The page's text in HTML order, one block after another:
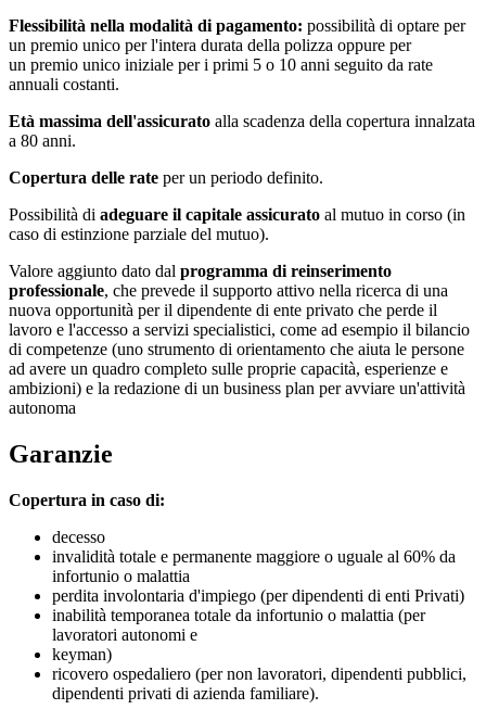
Flessibilità nella modalità di pagamento: possibilità di optare per
un premio unico per l'intera durata della polizza oppure per
un premio unico iniziale per i primi 5 o 10 anni seguito da rate
annuali costanti.
Età massima dell'assicurato alla scadenza della copertura innalzata
a 80 anni.
Copertura delle rate per un periodo definito.
Possibilità di adeguare il capitale assicurato al mutuo in corso (in
caso di estinzione parziale del mutuo).
Valore aggiunto dato dal programma di reinserimento
professionale, che prevede il supporto attivo nella ricerca di una
nuova opportunità per il dipendente di ente privato che perde il
lavoro e l'accesso a servizi specialistici, come ad esempio il bilancio
di competenze (uno strumento di orientamento che aiuta le persone
ad avere un quadro completo sulle proprie capacità, esperienze e
ambizioni) e la redazione di un business plan per avviare un'attività
autonoma
Garanzie
Copertura in caso di:
decesso
invalidità totale e permanente maggiore o uguale al 60% da
infortunio o malattia
perdita involontaria d'impiego (per dipendenti di enti Privati)
inabilità temporanea totale da infortunio o malattia (per
lavoratori autonomi e
keyman)
ricovero ospedaliero (per non lavoratori, dipendenti pubblici,
dipendenti privati di azienda familiare).